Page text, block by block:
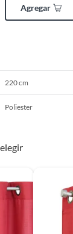
Agregar
220 cm
Poliester